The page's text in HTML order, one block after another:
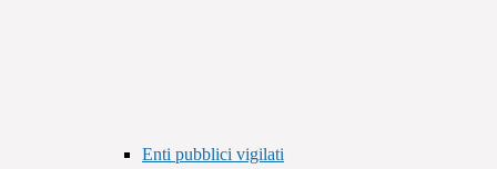
Enti pubblici vigilati